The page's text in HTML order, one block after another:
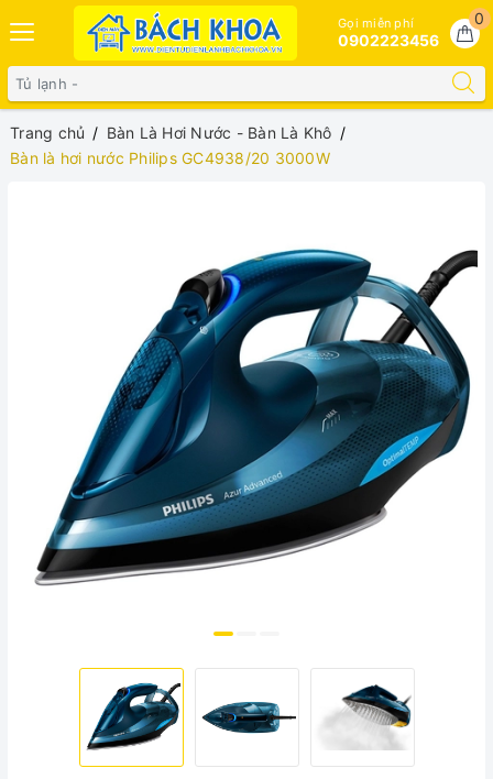
0
Gọi miễn phí
0902223456
Trang chủ
Bàn Là Hơi Nước - Bàn Là Khô
Bàn là hơi nước Philips GC4938/20 3000W